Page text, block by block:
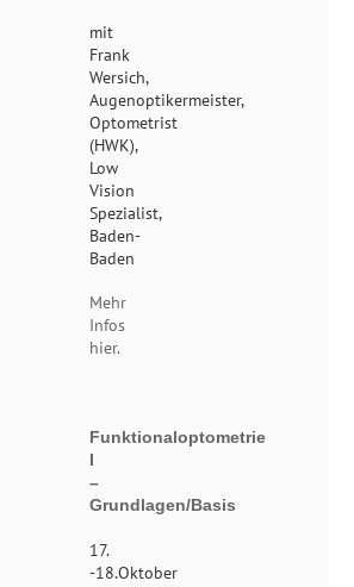
mit
Frank
Wersich,
Augenoptikermeister,
Optometrist
(HWK),
Low
Vision
Spezialist,
Baden-
Baden
Mehr
Infos
hier.
Funktionaloptometrie
I
–
Grundlagen/Basis
17.
-18.Oktober